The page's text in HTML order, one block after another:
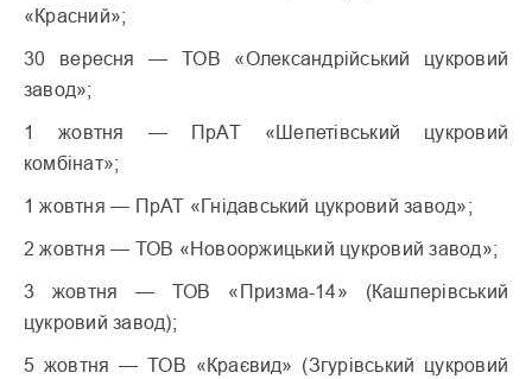
«Красний»;
30 вересня — ТОВ «Олександрійський цукровий
завод»;
1 жовтня — ПрАТ «Шепетівський цукровий
комбінат»;
1 жовтня — ПрАТ «Гнідавський цукровий завод»;
2 жовтня — ТОВ «Новооржицький цукровий завод»;
3 жовтня — ТОВ «Призма-14» (Кашперівський
цукровий завод);
5 жовтня — ТОВ «Краєвид» (Згурівський цукровий